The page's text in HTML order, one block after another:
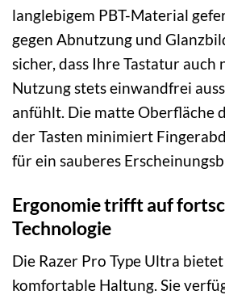
langlebigem PBT-Material
gegen Abnutzung und
sicher, dass Ihre Tastatur auch
Nutzung stets einwandfrei
anfühlt. Die matte Oberfläche
der Tasten minimiert
für ein sauberes
Ergonomie trifft auf
Technologie
Die Razer Pro Type Ultra
komfortable Haltung. Sie